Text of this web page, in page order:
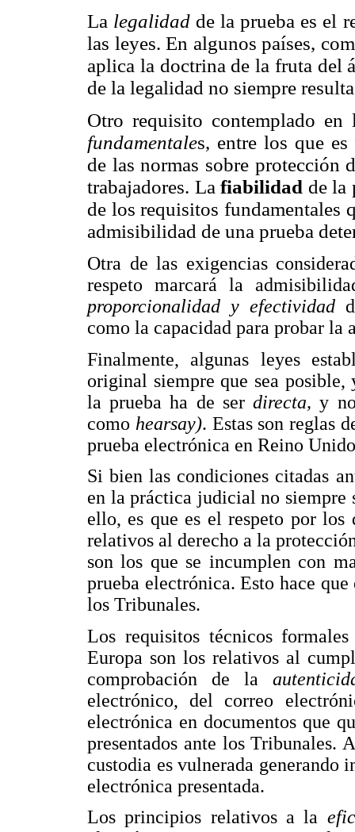
La legalidad de la prueba es el
las leyes. En algunos países,
aplica la doctrina de la fruta del
de la legalidad no siempre
Otro requisito contemplado
fundamentales, entre los que es
de las normas sobre protección
trabajadores. Lafiabilidad de la
de los requisitos fundamentales
admisibilidad de una prueba
Otra de las exigencias
respeto marcará la
proporcionalidad y efectividad
como la capacidad para probar la
Finalmente, algunas leyes
original siempre que sea
la prueba ha de serdirecta,y
como hearsay). Estas son reglas
prueba electrónica en Reino
Si bien las condiciones citadas
en la práctica judicial no siempre
ello, es que es el respeto por los
relativos al derecho a la
son los que se incumplen con
prueba electrónica. Esto hace que
los Tribunales.
Los requisitos técnicos
Europa son los relativos al
comprobación de la
electrónico, del correo
electrónica en documentos que
presentados ante los Tribunales.
custodia es vulnerada generando
electrónica presentada.
Los principios relativos a la